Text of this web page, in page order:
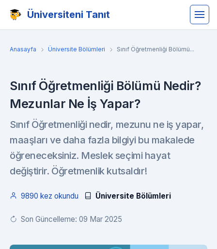
Üniversiteni Tanıt
Anasayfa Üniversite Bölümleri Sınıf Öğretmenliği Bölümü...
Sınıf Öğretmenliği Bölümü Nedir?
Mezunlar Ne İş Yapar?
Sınıf Öğretmenliği nedir, mezunu ne iş yapar,
maaşları ve daha fazla bilgiyi bu makalede
öğreneceksiniz. Meslek seçimi hayat
değiştirir. Öğretmenlik kutsaldır!
9890 kez okundu Üniversite Bölümleri
Son Güncelleme: 09 Mar 2025